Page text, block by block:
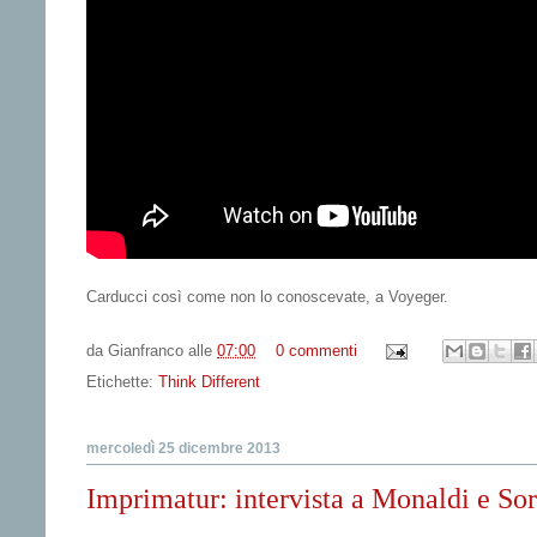
Carducci così come non lo conoscevate, a Voyeger.
da Gianfranco alle 07:00
0 commenti
Etichette: Think Different
mercoledì 25 dicembre 2013
Imprimatur: intervista a Monaldi e